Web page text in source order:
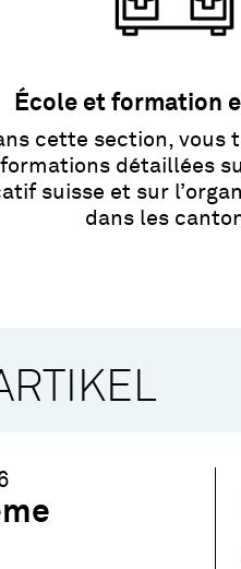
École et formation
cette section, vous
détaillées
suisse et sur
dans les